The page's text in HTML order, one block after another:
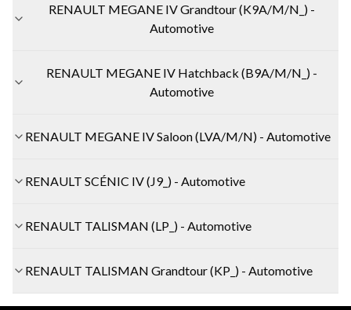
RENAULT MEGANE IV Grandtour (K9A/M/N_) -
Automotive
RENAULT MEGANE IV Hatchback (B9A/M/N_) -
Automotive
RENAULT MEGANE IV Saloon (LVA/M/N) - Automotive
RENAULT SCÉNIC IV (J9_) - Automotive
RENAULT TALISMAN (LP_) - Automotive
RENAULT TALISMAN Grandtour (KP_) - Automotive